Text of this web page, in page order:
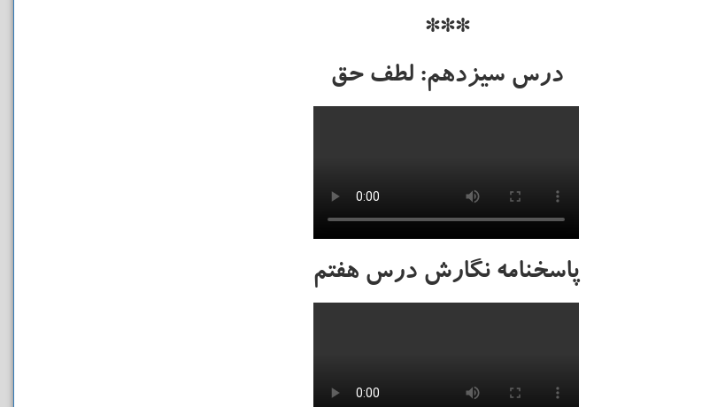
***
درس سیزدهم: لطف حق
پاسخنامه نگارش درس هفتم